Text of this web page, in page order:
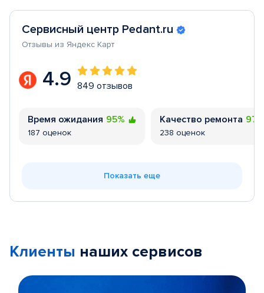
Сервисный центр Pedant.ru
Отзывы из Яндекс Карт
4.9 849 отзывов
Время ожидания 95%
187 оценок
Качество ремонта
238 оценок
Показать еще
Клиенты наших сервисов